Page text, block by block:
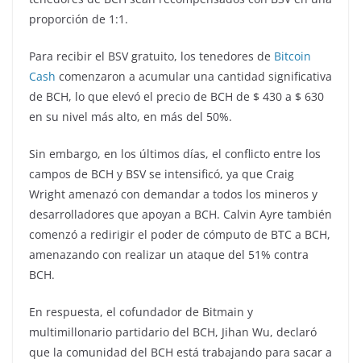
proporción de 1:1.
Para recibir el BSV gratuito, los tenedores de Bitcoin
Cash comenzaron a acumular una cantidad significativa
de BCH, lo que elevó el precio de BCH de $ 430 a $ 630
en su nivel más alto, en más del 50%.
Sin embargo, en los últimos días, el conflicto entre los
campos de BCH y BSV se intensificó, ya que Craig
Wright amenazó con demandar a todos los mineros y
desarrolladores que apoyan a BCH. Calvin Ayre también
comenzó a redirigir el poder de cómputo de BTC a BCH,
amenazando con realizar un ataque del 51% contra
BCH.
En respuesta, el cofundador de Bitmain y
multimillonario partidario del BCH, Jihan Wu, declaró
que la comunidad del BCH está trabajando para sacar a